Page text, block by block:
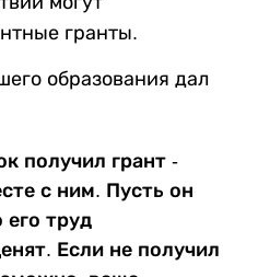
гранты.
образования дал
получил грант -
с ним. Пусть он
его труд
Если не получил